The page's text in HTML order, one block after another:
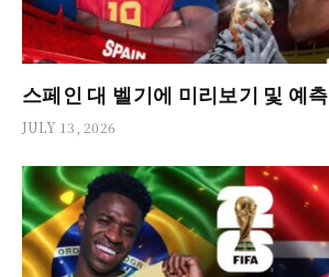
스페인 대 벨기에 미리보기 및 예측
JULY 13, 2026